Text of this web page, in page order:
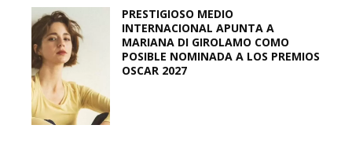
PRESTIGIOSO MEDIO
INTERNACIONAL APUNTA A
MARIANA DI GIROLAMO COMO
POSIBLE NOMINADA A LOS PREMIOS
OSCAR 2027